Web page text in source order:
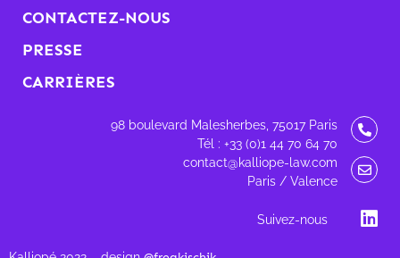
CONTACTEZ-NOUS
PRESSE
CARRIÈRES
98 boulevard Malesherbes, 75017 Paris
Tél : +33 (0)1 44 70 64 70
contact@kalliope-law.com
Paris / Valence
Suivez-nous